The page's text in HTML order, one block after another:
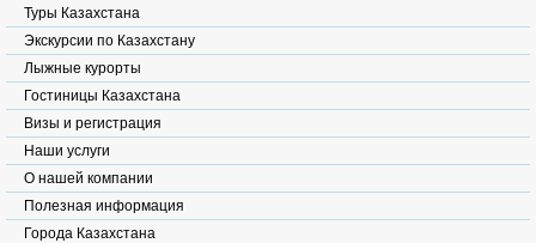
Туры Казахстана
Экскурсии по Казахстану
Лыжные курорты
Гостиницы Казахстана
Визы и регистрация
Наши услуги
О нашей компании
Полезная информация
Города Казахстана